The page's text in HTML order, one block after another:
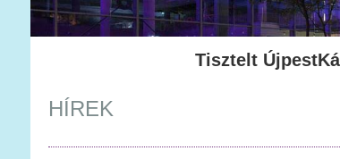
Tisztelt
HÍREK